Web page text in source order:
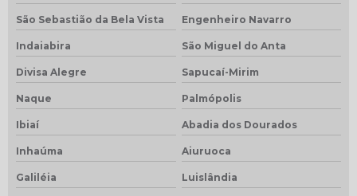
São Sebastião da Bela Vista Engenheiro Navarro
Indaiabira São Miguel do Anta
Divisa Alegre Sapucaí-Mirim
Naque Palmópolis
Ibiaí Abadia dos Dourados
Inhaúma Aiuruoca
Galiléia Luislândia